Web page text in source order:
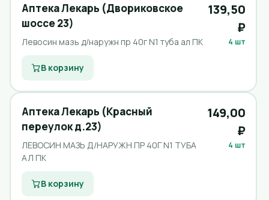
Аптека Лекарь (Двориковское
шоссе 23)
Левосин мазь д/наружн пр 40г N1 туба ал ПК
139,50
₽
4 шт
В корзину
Аптека Лекарь (Красный
переулок д.23)
ЛЕВОСИН МАЗЬ Д/НАРУЖН ПР 40Г N1 ТУБА
АЛ ПК
149,00
₽
4 шт
В корзину